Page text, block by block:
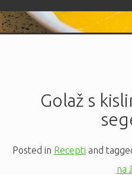
Golaž s
Posted in Recepti and
na